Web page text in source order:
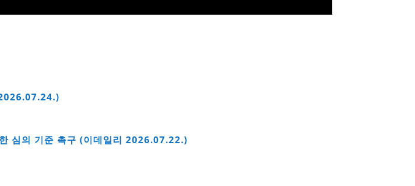
심의 기준 촉구 (이데일리 2026.07.22.)